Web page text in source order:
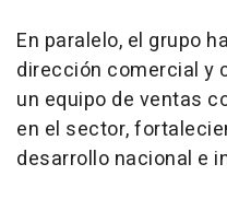
En paralelo, el grupo
dirección comercial y
un equipo de ventas
en el sector,
desarrollo nacional e